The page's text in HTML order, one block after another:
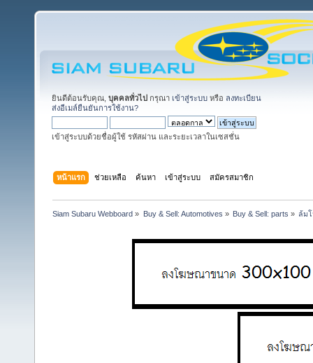
ยินดีต้อนรับคุณ, บุคคลทั่วไป กรุณา เข้าสู่ระบบ หรือ ลงทะเบียน
ส่งอีเมล์ยืนยันการใช้งาน?
เข้าสู่ระบบด้วยชื่อผู้ใช้ รหัสผ่าน และระยะเวลาในเซสชั่น
หน้าแรก ช่วยเหลือ ค้นหา เข้าสู่ระบบ สมัครสมาชิก
Siam Subaru Webboard » Buy & Sell: Automotives » Buy & Sell: parts » ล้ม